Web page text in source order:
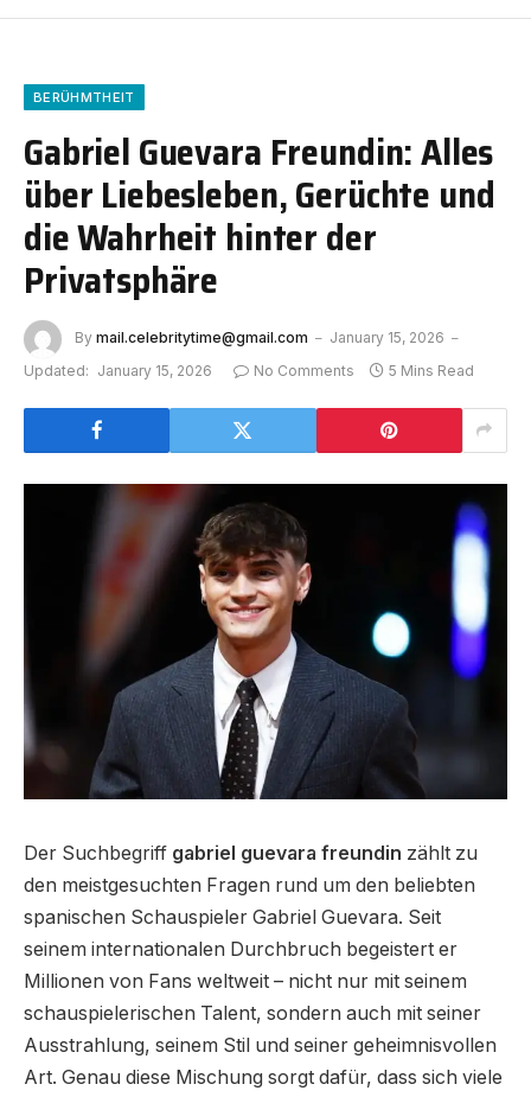
BERÜHMTHEIT
Gabriel Guevara Freundin: Alles
über Liebesleben, Gerüchte und
die Wahrheit hinter der
Privatsphäre
By mail.celebritytime@gmail.com
January 15, 2026
Updated: January 15, 2026 No Comments 5 Mins Read
Der Suchbegriff gabriel guevara freundin zählt zu
den meistgesuchten Fragen rund um den beliebten
spanischen Schauspieler Gabriel Guevara. Seit
seinem internationalen Durchbruch begeistert er
Millionen von Fans weltweit – nicht nur mit seinem
schauspielerischen Talent, sondern auch mit seiner
Ausstrahlung, seinem Stil und seiner geheimnisvollen
Art. Genau diese Mischung sorgt dafür, dass sich viele